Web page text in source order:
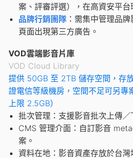
案、評審評選），在高資安平台
品牌行銷團隊 ：需集中管理品
頁面出現第三方廣告。
VOD雲端影音片庫
VOD Cloud Library
提供 50GB 至 2TB 儲存空間，存
證電信等級機房，空間不足可另專
上限 2.5GB）
批次管理：支援影音批次上傳／
CMS 管理介面：自訂影音
案。
資料在地：影音資產存放於台灣